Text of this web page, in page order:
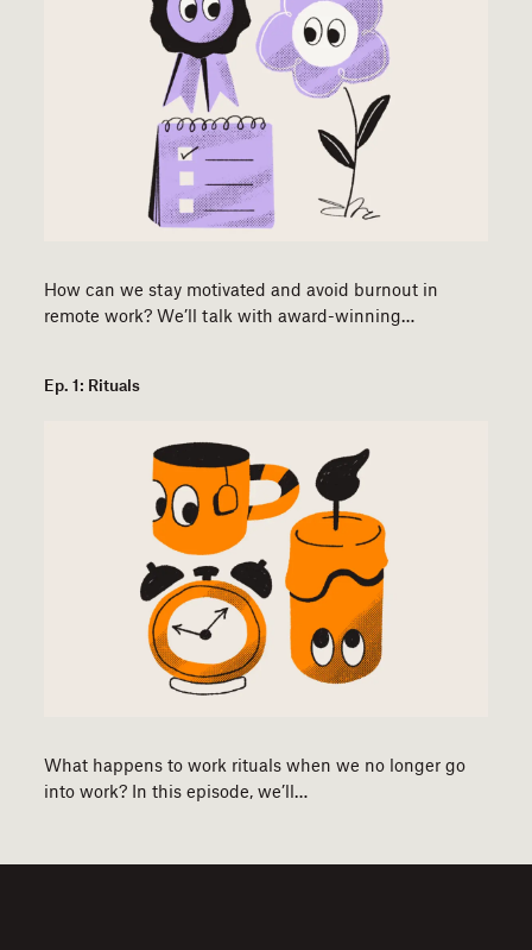
How can we stay motivated and avoid burnout in
remote work? We’ll talk with award-winning…
Ep. 1: Rituals
What happens to work rituals when we no longer go
into work? In this episode, we’ll…